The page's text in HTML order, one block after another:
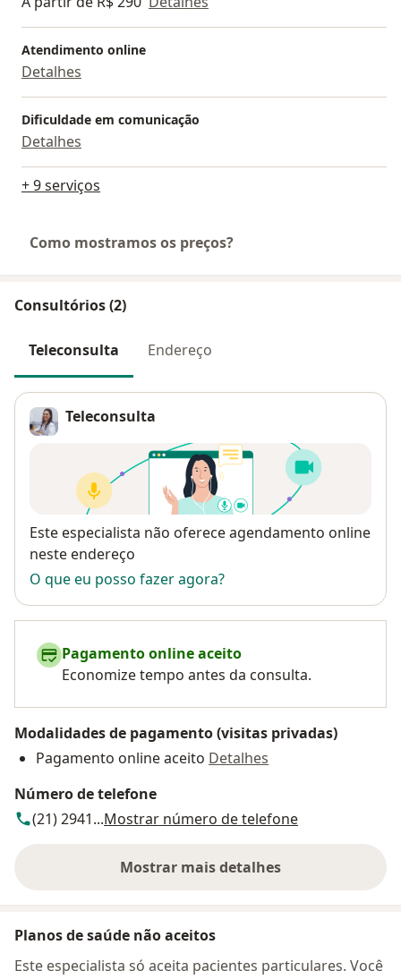
Atendimento online
Detalhes
Dificuldade em comunicação
Detalhes
+ 9 serviços
Como mostramos os preços?
Consultórios (2)
Teleconsulta Endereço
Teleconsulta
Disponibilidade
Este especialista não oferece agendamento online
neste endereço
O que eu posso fazer agora?
Pagamento online aceito
Economize tempo antes da consulta.
Modalidades de pagamento (visitas privadas)
Pagamento online aceito Detalhes
Número de telefone
(21) 2941...Mostrar número de telefone
Mostrar mais detalhes
sobre o endereço
Planos de saúde não aceitos
Este especialista só aceita pacientes particulares. Você